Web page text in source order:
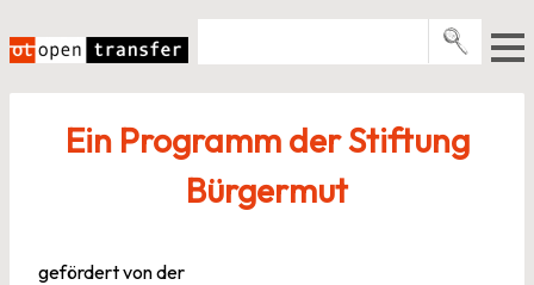
Inhalt
springen
Events
E-Books
Ein Programm der Stiftung
Bürgermut
gefördert von der